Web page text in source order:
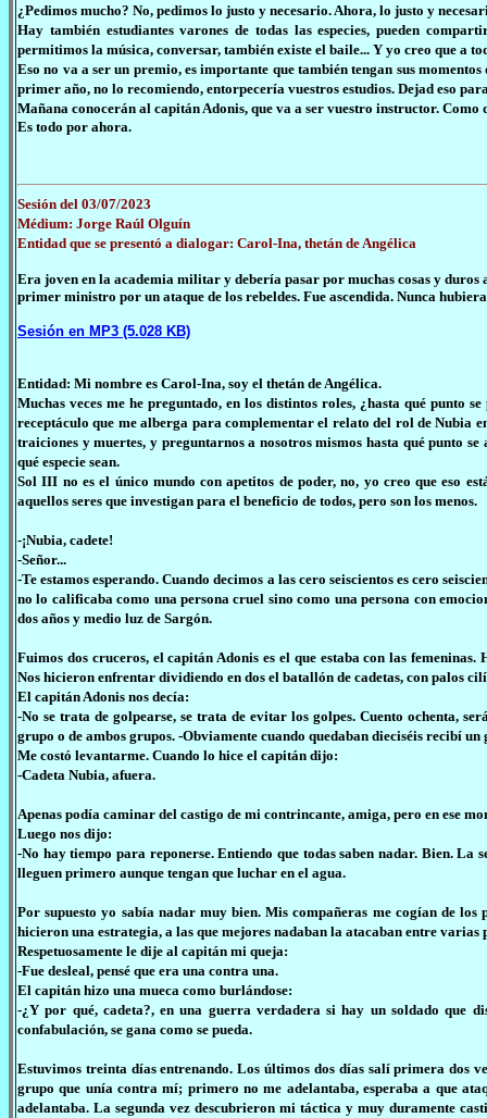
¿Pedimos mucho? No, pedimos lo justo y necesario. Ahora, lo justo y
Hay también estudiantes varones de todas las especies, pueden
permitimos la música, conversar, también existe el baile... Y yo creo que a
Eso no va a ser un premio, es importante que también tengan sus
primer año, no lo recomiendo, entorpecería vuestros estudios. Dejad eso
Mañana conocerán al capitán Adonis, que va a ser vuestro instructor. Como
Es todo por ahora.
Sesión del 03/07/2023
Médium: Jorge Raúl Olguín
Entidad que se presentó a dialogar: Carol-Ina, thetán de Angélica
Era joven en la academia militar y debería pasar por muchas cosas y
primer ministro por un ataque de los rebeldes. Fue ascendida. Nunca
Sesión en MP3 (5.028 KB)
Entidad: Mi nombre es Carol-Ina, soy el thetán de Angélica.
Muchas veces me he preguntado, en los distintos roles, ¿hasta qué punto
receptáculo que me alberga para complementar el relato del rol de Nubia
traiciones y muertes, y preguntarnos a nosotros mismos hasta qué punto
qué especie sean.
Sol III no es el único mundo con apetitos de poder, no, yo creo que eso
aquellos seres que investigan para el beneficio de todos, pero son los menos.
-¡Nubia, cadete!
-Señor...
-Te estamos esperando. Cuando decimos a las cero seiscientos es cero
no lo calificaba como una persona cruel sino como una persona con
dos años y medio luz de Sargón.
Fuimos dos cruceros, el capitán Adonis es el que estaba con las
Nos hicieron enfrentar dividiendo en dos el batallón de cadetas, con palos
El capitán Adonis nos decía:
-No se trata de golpearse, se trata de evitar los golpes. Cuento ochenta,
grupo o de ambos grupos. -Obviamente cuando quedaban dieciséis recibí un
Me costó levantarme. Cuando lo hice el capitán dijo:
-Cadeta Nubia, afuera.
Apenas podía caminar del castigo de mi contrincante, amiga, pero en ese
Luego nos dijo:
-No hay tiempo para reponerse. Entiendo que todas saben nadar. Bien. La
lleguen primero aunque tengan que luchar en el agua.
Por supuesto yo sabía nadar muy bien. Mis compañeras me cogían de
hicieron una estrategia, a las que mejores nadaban la atacaban entre
Respetuosamente le dije al capitán mi queja:
-Fue desleal, pensé que era una contra una.
El capitán hizo una mueca como burlándose:
-¿Y por qué, cadeta?, en una guerra verdadera si hay un soldado que
confabulación, se gana como se pueda.
Estuvimos treinta días entrenando. Los últimos dos días salí primera dos
grupo que unía contra mí; primero no me adelantaba, esperaba a que
adelantaba. La segunda vez descubrieron mi táctica y muy duramente